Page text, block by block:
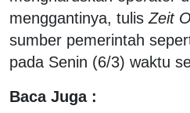
menggantinya, tulis Zeit
sumber pemerintah
pada Senin (6/3) waktu
Baca Juga :